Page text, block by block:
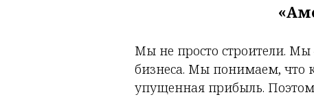
Мы не просто строители.
бизнеса. Мы понимаем, что
упущенная прибыль.